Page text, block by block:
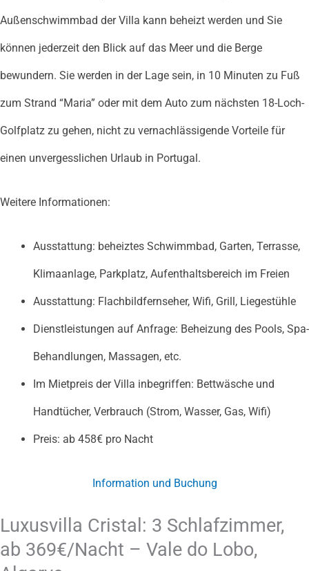
Außenschwimmbad der Villa kann beheizt werden und Sie
können jederzeit den Blick auf das Meer und die Berge
bewundern. Sie werden in der Lage sein, in 10 Minuten zu Fuß
zum Strand “Maria” oder mit dem Auto zum nächsten 18-Loch-
Golfplatz zu gehen, nicht zu vernachlässigende Vorteile für
einen unvergesslichen Urlaub in Portugal.
Weitere Informationen:
Ausstattung: beheiztes Schwimmbad, Garten, Terrasse,
Klimaanlage, Parkplatz, Aufenthaltsbereich im Freien
Ausstattung: Flachbildfernseher, Wifi, Grill, Liegestühle
Dienstleistungen auf Anfrage: Beheizung des Pools, Spa-
Behandlungen, Massagen, etc.
Im Mietpreis der Villa inbegriffen: Bettwäsche und
Handtücher, Verbrauch (Strom, Wasser, Gas, Wifi)
Preis: ab 458€ pro Nacht
Information und Buchung
Luxusvilla Cristal: 3 Schlafzimmer,
ab 369€/Nacht – Vale do Lobo,